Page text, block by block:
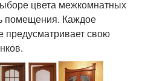
цвета межкомнатных
помещения. Каждое
предусматривает свою